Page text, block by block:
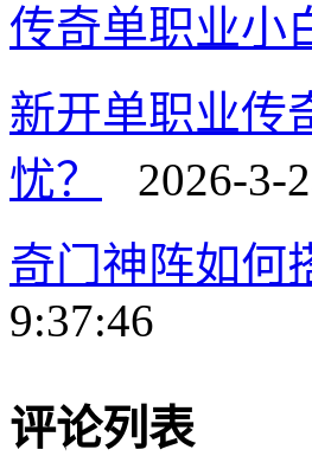
传奇单职业小
新开单职业传
忧？
2026-3-
奇门神阵如何
9:37:46
评论列表